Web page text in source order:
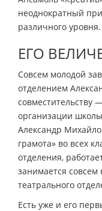
неоднократный
различного уровня.
ЕГО
Совсем молодой
отделением
совместительству
организации
Александр
грамота» во всех
отделения,
занимается
театрального
Есть уже и его